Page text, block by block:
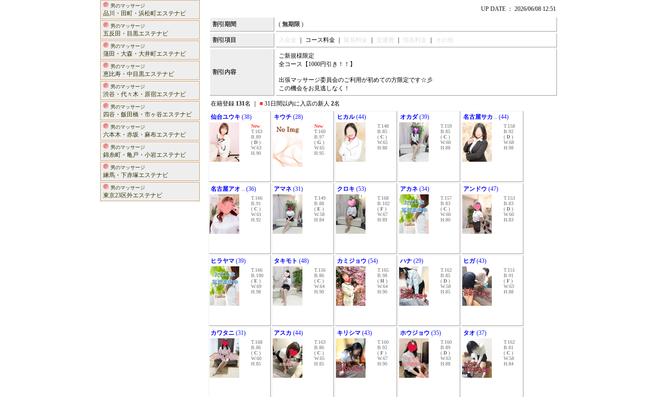
男のマッサージ
品川・田町・浜松町エステナビ
男のマッサージ
五反田・目黒エステナビ
男のマッサージ
蒲田・大森・大井町エステナビ
男のマッサージ
恵比寿・中目黒エステナビ
男のマッサージ
渋谷・代々木・原宿エステナビ
男のマッサージ
四谷・飯田橋・市ヶ谷エステナビ
男のマッサージ
六本木・赤坂・麻布エステナビ
男のマッサージ
錦糸町・亀戸・小岩エステナビ
男のマッサージ
練馬・下赤塚エステナビ
男のマッサージ
東京23区外エステナビ
UP DATE ： 2026/06/08 12:51
割引期間 ( 無期限 )
割引項目 入会金 ｜ コース料金 ｜ 延長料金 交通費 指名料金 その他
割引内容
ご新規様限定
全コース【1000円引き！！】
出張マッサージ委員会のご利用が初めての方限定です☆彡
この機会をお見逃しなく！
在籍登録 131名 ｜ ■ 31日間以内に入店の新人 2名
仙台ユウキ (38)
New
T.163
B.89
( D )
W.63
H.90
キウチ (28)
New
T.160
B.97
( G )
W.65
H.95
ヒカル(44)
T.148
B.85
( C )
W.65
H.88
オカダ(39)
T.159
B.85
( C )
W.60
H.88
名古屋サカ .. (44)
T.158
B.92
( D )
W.68
H.98
名古屋アオ .. (36)
T.166
B.91
( C )
W.61
H.92
アマネ (31)
T.149
B.88
( E )
W.58
H.84
クロキ (53)
T.168
B.102
( F )
W.67
H.89
アカネ (34)
T.157
B.83
( C )
W.60
H.80
アンドウ (47)
T.153
B.83
( D )
W.60
H.83
ヒラヤマ (39)
T.166
B.100
( E )
W.69
H.98
タキモト (48)
T.156
B.86
( C )
W.64
H.90
カミジョウ (54)
T.165
B.98
( H )
W.64
H.90
ハナ (29)
T.162
B.85
( D )
W.58
H.85
ヒガ(43)
T.151
B.91
( F )
W.63
H.88
カワタニ (31)
T.168
B.86
( C )
W.60
H.85
アスカ (44)
T.163
B.86
( C )
W.65
H.85
キリシマ (43)
T.160
B.92
( F )
W.67
H.90
ホウジョウ (35)
T.160
B.89
( D )
W.63
H.88
タオ (37)
T.162
B.81
( C )
W.58
H.84